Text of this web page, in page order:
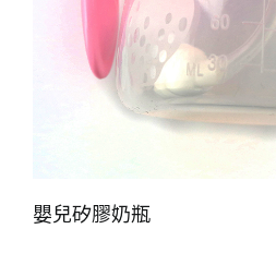
嬰兒矽膠奶瓶